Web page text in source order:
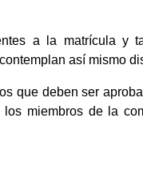
a la matrícula y
así mismo
que deben ser
miembros de la